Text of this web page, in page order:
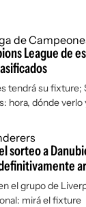
League de
tendrá su fixture;
hora, dónde
sorteo a
el grupo de
mirá el fixture